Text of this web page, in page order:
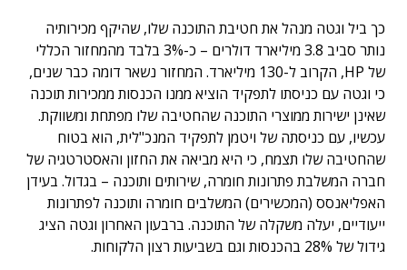
כך ביל וגטה מנהל את חטיבת התוכנה שלו, שהיקף מכירותיה
נותר סביב 3.8 מיליארד דולרים – כ-3% בלבד מהמחזור הכללי
של HP, הקרוב ל-130 מיליארד. המחזור נשאר דומה כבר שנים,
כי וגטה עם כניסתו לתפקיד הוציא ממנו הכנסות ממכירות תוכנה
שאינן ישירות ממוצרי התוכנה שהחטיבה שלו מפתחת ומשווקת.
עכשיו, עם כניסתה של ויטמן לתפקיד המנכ"לית, הוא בטוח
שהחטיבה שלו תצמח, כי היא מביאה את החזון והאסטרטגיה של
חברה המשלבת פתרונות חומרה, שירותים ותוכנה – בגדול. בעידן
האפליאנסס (המכשירים) המשלבים חומרה ותוכנה לפתרונות
ייעודיים, יעלה משקלה של התוכנה. ברבעון האחרון וגטה הציג
גידול של 28% בהכנסות וגם בשביעות רצון הלקוחות.